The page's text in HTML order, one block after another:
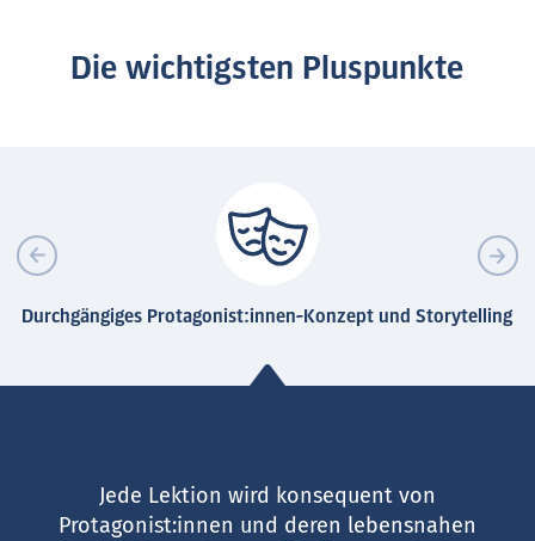
Die wichtigsten Pluspunkte
Durchgängiges Protagonist:innen-Konzept und Storytelling
Jede Lektion wird konsequent von
Protagonist:innen und deren lebensnahen